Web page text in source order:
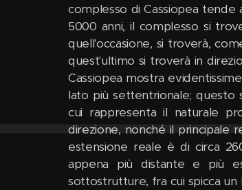
complesso di Cassiopea tende
5000 anni, il complesso si
quell'occasione, si troverà,
quest'ultimo si troverà in
Cassiopea mostra
lato più settentrionale; questo
cui rappresenta il naturale
direzione, nonché il principale
estensione reale è di circa
appena più distante e più
sottostrutture, fra cui spicca un